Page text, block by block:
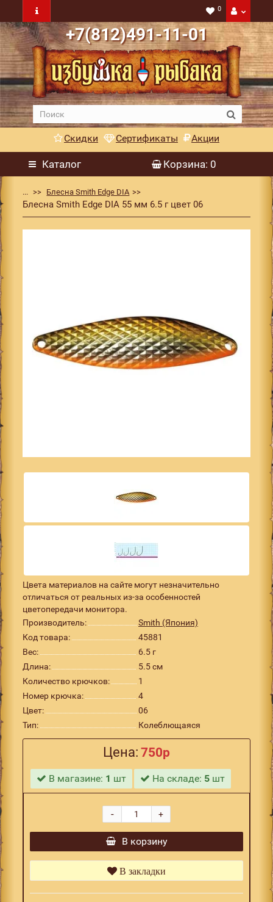
0
+7(812)491-11-01
Скидки Сертификаты Акции
Каталог Корзина: 0
... Блесна Smith Edge DIA
Блесна Smith Edge DIA 55 мм 6.5 г цвет 06
Цвета материалов на сайте могут незначительно
отличаться от реальных из-за особенностей
цветопередачи монитора.
Производитель:
Smith (Япония)
Код товара:
45881
Вес:
6.5 г
Длина:
5.5 см
Количество крючков:
1
Номер крючка:
4
Цвет:
06
Тип:
Колеблющаяся
Цена: 750р
В магазине: 1 шт На складе: 5 шт
+
-
В корзину
В закладки